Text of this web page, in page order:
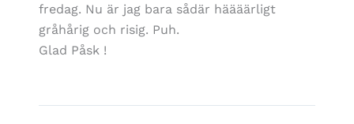
fredag. Nu är jag bara sådär häääärligt
gråhårig och risig. Puh.
Glad Påsk !